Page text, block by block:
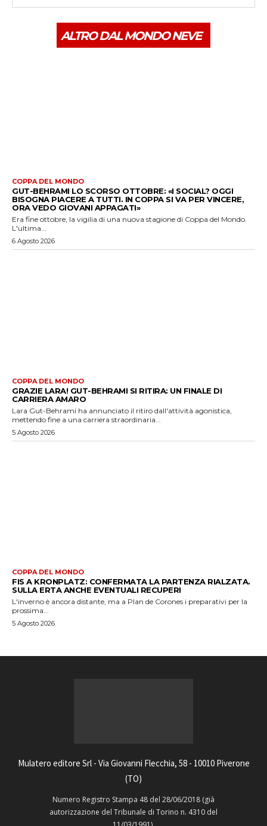
ALTRO DAL MONDO NEVE
COPPA DEL MONDO
GUT-BEHRAMI LO SCORSO OTTOBRE: «I SOCIAL? OGGI
BISOGNA PIACERE A TUTTI. IN COPPA SI VA PER VINCERE,
ORA VEDO GIOVANI APPAGATI»
Era fine ottobre, la vigilia di una nuova stagione di Coppa del Mondo.
L'ultima...
6 Agosto 2026
COPPA DEL MONDO
GRAZIE LARA! GUT-BEHRAMI SI RITIRA: UN FINALE DI
CARRIERA AMARO
Lara Gut-Behrami ha annunciato il ritiro dall'attività agonistica,
mettendo fine a una carriera straordinaria...
5 Agosto 2026
COPPA DEL MONDO
FIS A KRONPLATZ: CONFERMATA LA PARTENZA RIALZATA.
SULLA ERTA ANCHE EVENTUALI RECUPERI
L'inverno è ancora distante, ma a Plan de Corones i preparativi per la
prossima...
5 Agosto 2026
Mulatero editore Srl - Via Giovanni Flecchia, 58 - 10010 Piverone
(TO)
Numero Registro Stampa 48 del 28/06/2018 (già
autorizzazione del Tribunale di Torino n. 4310 del